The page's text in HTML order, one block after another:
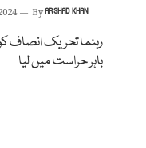
ByARSHAD KHAN
رہنما تحریک انصاف
باہر حراست میں لیا